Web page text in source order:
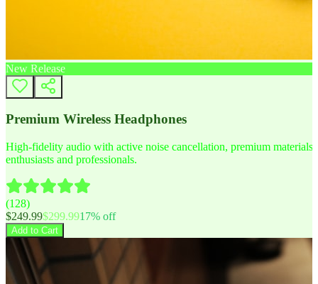
New Release
Premium Wireless Headphones
High-fidelity audio with active noise cancellation, premium
enthusiasts and professionals.
(128)
$249.99$299.9917% off
Add to Cart